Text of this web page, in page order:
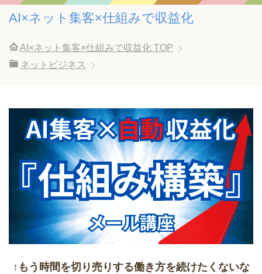
AI×ネット集客×仕組みで収益化
AI×ネット集客×仕組みで収益化 TOP
ネットビジネス
↑もう時間を切り売りする働き方を続けたくないな